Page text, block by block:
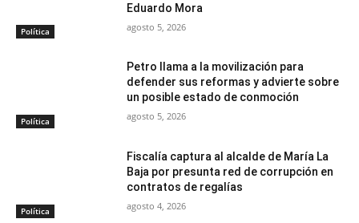
Política
Eduardo Mora
agosto 5, 2026
Política
Petro llama a la movilización para
defender sus reformas y advierte sobre
un posible estado de conmoción
agosto 5, 2026
Política
Fiscalía captura al alcalde de María La
Baja por presunta red de corrupción en
contratos de regalías
agosto 4, 2026